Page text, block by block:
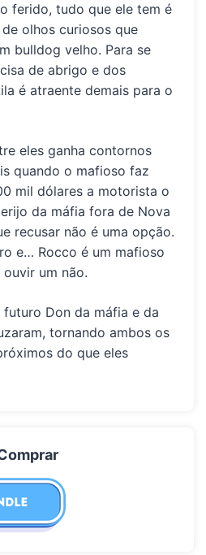
ferido, tudo que ele tem é
olhos curiosos que
bulldog velho. Para se
de abrigo e dos
é atraente demais para o
eles ganha contornos
quando o mafioso faz
mil dólares a motorista o
da máfia fora de Nova
recusar não é uma opção.
e… Rocco é um mafioso
um não.
futuro Don da máfia e da
tornando ambos os
do que eles